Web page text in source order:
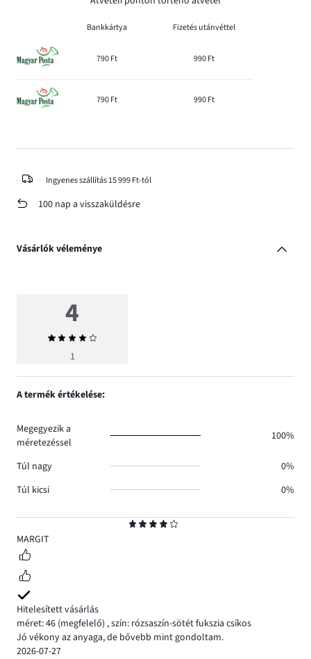
Bankkártya Fizetés utánvéttel
790 Ft 990 Ft
790 Ft 990 Ft
Ingyenes szállítás 15 999 Ft-tól
100 nap a visszaküldésre
Vásárlók véleménye
4
MARGIT
Hitelesített vásárlás
méret: 46 (megfelelő) ,szín: rózsaszín-sötét fukszia csíkos
Jó vékony az anyaga, de bővebb mint gondoltam.
2026-07-27
4
Átlagos
értékelés
1
A termék értékelése:
Megegyezik a
méretezéssel
100%
Túl nagy
0%
Túl kicsi
0%